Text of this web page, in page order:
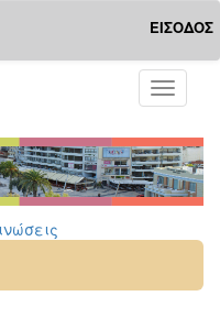
ΕΙΣΟΔΟΣ
Toggle